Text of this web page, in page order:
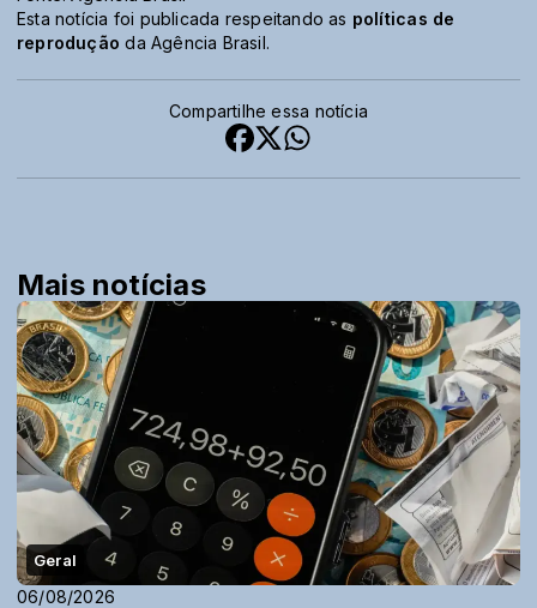
Esta notícia foi publicada respeitando as políticas de
reprodução da Agência Brasil.
Compartilhe essa notícia
Mais notícias
Geral
06/08/2026